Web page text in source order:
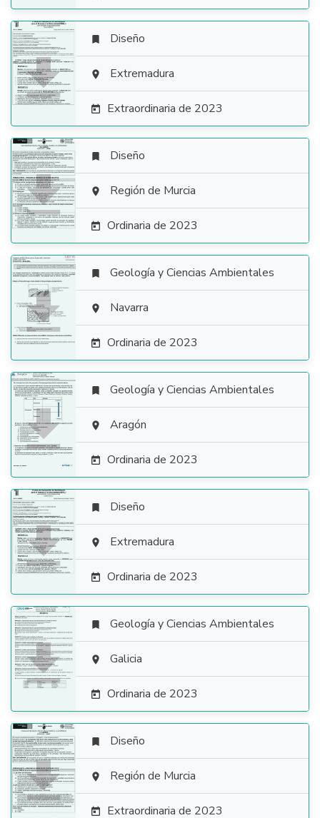

 Diseño
 Extremadura
 Extraordinaria de 2023

 Diseño
 Región de Murcia
 Ordinaria de 2023

 Geología y Ciencias Ambientales
 Navarra
 Ordinaria de 2023

 Geología y Ciencias Ambientales
 Aragón
 Ordinaria de 2023

 Diseño
 Extremadura
 Ordinaria de 2023

 Geología y Ciencias Ambientales
 Galicia
 Ordinaria de 2023

 Diseño
 Región de Murcia
 Extraordinaria de 2023